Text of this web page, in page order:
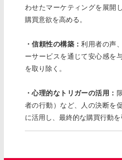
わせたマーケティングを展開
購買意欲を高める。
・信頼性の構築：利用者の声
ーサービスを通じて安心感を
を取り除く。
・心理的なトリガーの活用：
者の行動）など、人の決断を
に活用し、最終的な購買行動を